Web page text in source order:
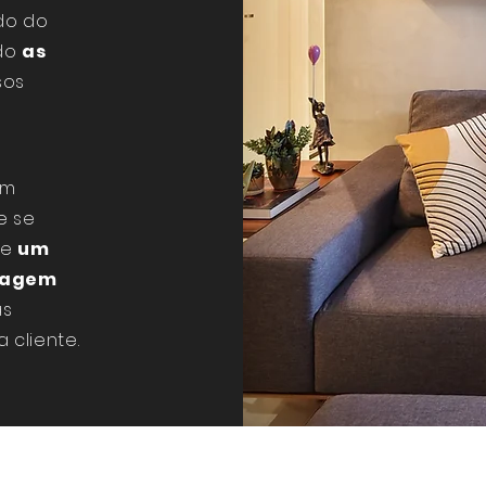
do
as
se
um
cliente.